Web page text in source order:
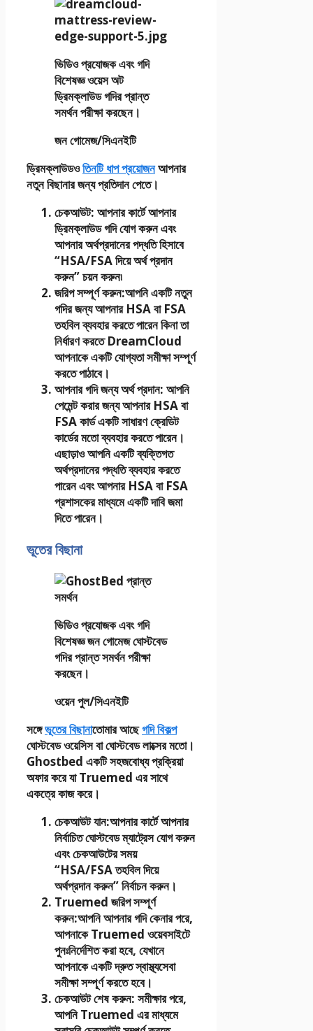
ভিডিও প্রযোজক এবং গদি
বিশেষজ্ঞ ওয়েস অট
ড্রিমক্লাউড গদির প্রান্ত
সমর্থন পরীক্ষা করছেন।
জন গোমেজ/সিএনইটি
ড্রিমক্লাউডওতিনটি ধাপ প্রয়োজনআপনার
নতুন বিছানার জন্য প্রতিদান পেতে।
চেকআউট: আপনার কার্টে আপনার
ড্রিমক্লাউড গদি যোগ করুন এবং
আপনার অর্থপ্রদানের পদ্ধতি হিসাবে
“HSA/FSA দিয়ে অর্থ প্রদান
করুন” চয়ন করুন৷
জরিপ সম্পূর্ণ করুন:আপনি একটি নতুন
গদির জন্য আপনার HSA বা FSA
তহবিল ব্যবহার করতে পারেন কিনা তা
নির্ধারণ করতে DreamCloud
আপনাকে একটি যোগ্যতা সমীক্ষা সম্পূর্ণ
করতে পাঠাবে।
আপনার গদি জন্য অর্থ প্রদান: আপনি
পেমেন্ট করার জন্য আপনার HSA বা
FSA কার্ড একটি সাধারণ ক্রেডিট
কার্ডের মতো ব্যবহার করতে পারেন।
এছাড়াও আপনি একটি ব্যক্তিগত
অর্থপ্রদানের পদ্ধতি ব্যবহার করতে
পারেন এবং আপনার HSA বা FSA
প্রশাসকের মাধ্যমে একটি দাবি জমা
দিতে পারেন।
ভূতের বিছানা
ভিডিও প্রযোজক এবং গদি
বিশেষজ্ঞ জন গোমেজ ঘোস্টবেড
গদির প্রান্ত সমর্থন পরীক্ষা
করছেন।
ওয়েন পুল/সিএনইটি
সঙ্গেভূতের বিছানাতোমার আছেগদি বিকল্প
ঘোস্টবেড ওয়েসিস বা ঘোস্টবেড লাক্সের মতো।
Ghostbed একটি সহজবোধ্য প্রক্রিয়া
অফার করে যা Truemed ​​এর সাথে
একত্রে কাজ করে।
চেকআউট যান:আপনার কার্টে আপনার
নির্বাচিত ঘোস্টবেড ম্যাট্রেস যোগ করুন
এবং চেকআউটের সময়
“HSA/FSA তহবিল দিয়ে
অর্থপ্রদান করুন” নির্বাচন করুন।
Truemed ​​জরিপ সম্পূর্ণ
করুন:আপনি আপনার গদি কেনার পরে,
আপনাকে Truemed ​​ওয়েবসাইটে
পুনঃনির্দেশিত করা হবে, যেখানে
আপনাকে একটি দ্রুত স্বাস্থ্যসেবা
সমীক্ষা সম্পূর্ণ করতে হবে।
চেকআউট শেষ করুন: সমীক্ষার পরে,
আপনি Truemed ​​এর মাধ্যমে